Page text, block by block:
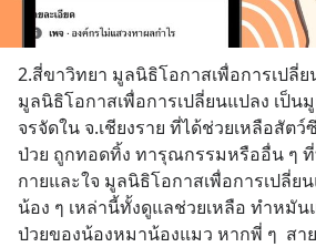
2.สี่ขาวิทยา มูลนิธิโอกาสเพื่อการเปลี่ย
มูลนิธิโอกาสเพื่อการเปลี่ยนแปลง เป็น
จรจัดใน จ.เชียงราย ที่ได้ช่วยเหลือสัต
ป่วย ถูกทอดทิ้ง ทารุณกรรมหรืออื่น ๆ
กายและใจ มูลนิธิโอกาสเพื่อการเปลี่ย
น้อง ๆ เหล่านี้ทั้งดูแลช่วยเหลือ ทำหมัน
ป่วยของน้องหมาน้องแมว หากพี่ ๆ  ส